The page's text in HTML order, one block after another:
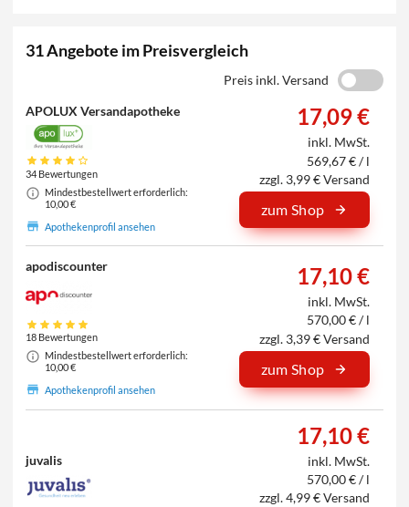
31 Angebote im Preisvergleich
Preis inkl. Versand
APOLUX Versandapotheke
34 Bewertungen
Mindestbestellwert erforderlich:
10,00 €
Apothekenprofil ansehen
17,09 €
inkl. MwSt.
569,67 € / l
zzgl. 3,99 € Versand
zum Shop
apodiscounter
18 Bewertungen
Mindestbestellwert erforderlich:
10,00 €
Apothekenprofil ansehen
17,10 €
inkl. MwSt.
570,00 € / l
zzgl. 3,39 € Versand
zum Shop
juvalis
17,10 €
inkl. MwSt.
570,00 € / l
zzgl. 4,99 € Versand